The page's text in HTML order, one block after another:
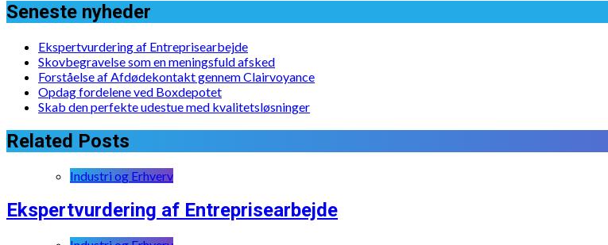
Seneste nyheder
Ekspertvurdering af Entreprisearbejde
Skovbegravelse som en meningsfuld afsked
Forståelse af Afdødekontakt gennem Clairvoyance
Opdag fordelene ved Boxdepotet
Skab den perfekte udestue med kvalitetsløsninger
Related Posts
Industri og Erhverv
Ekspertvurdering af Entreprisearbejde